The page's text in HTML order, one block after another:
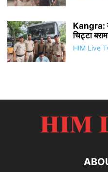
Kangra:
चिट्टा
HIM Live